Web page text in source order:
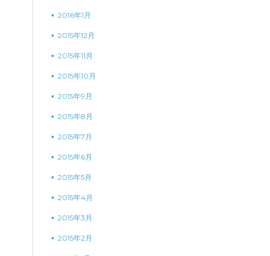
2016年1月
2015年12月
2015年11月
2015年10月
2015年9月
2015年8月
2015年7月
2015年6月
2015年5月
2015年4月
2015年3月
2015年2月